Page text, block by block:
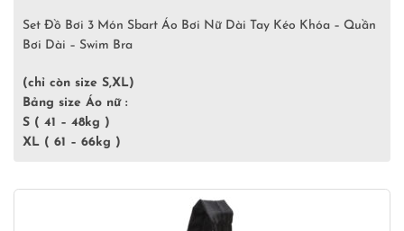
Set Đồ Bơi 3 Món Sbart Áo Bơi Nữ Dài Tay Kéo Khóa – Quần
Bơi Dài – Swim Bra
(chỉ còn size S,XL)
Bảng size Áo nữ :
S ( 41 – 48kg )
XL ( 61 – 66kg )